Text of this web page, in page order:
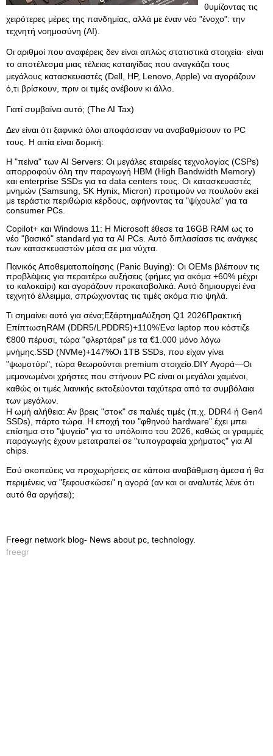
θυμίζοντας τις
χειρότερες μέρες της πανδημίας, αλλά με έναν νέο "ένοχο": την
τεχνητή νοημοσύνη (AI).
Οι αριθμοί που αναφέρεις δεν είναι απλώς στατιστικά στοιχεία· είναι
το αποτέλεσμα μιας τέλειας καταιγίδας που αναγκάζει τους
μεγάλους κατασκευαστές (Dell, HP, Lenovo, Apple) να αγοράζουν
ό,τι βρίσκουν, πριν οι τιμές ανέβουν κι άλλο.
Γιατί συμβαίνει αυτό; (The AI Tax)
Δεν είναι ότι ξαφνικά όλοι αποφάσισαν να αναβαθμίσουν το PC
τους. Η αιτία είναι δομική:
Η "πείνα" των AI Servers: Οι μεγάλες εταιρείες τεχνολογίας (CSPs)
απορροφούν όλη την παραγωγή HBM (High Bandwidth Memory)
και enterprise SSDs για τα data centers τους. Οι κατασκευαστές
μνημών (Samsung, SK Hynix, Micron) προτιμούν να πουλούν εκεί
με τεράστια περιθώρια κέρδους, αφήνοντας τα "ψίχουλα" για τα
consumer PCs.
Copilot+ και Windows 11: Η Microsoft έθεσε τα 16GB RAM ως το
νέο "βασικό" standard για τα AI PCs. Αυτό διπλασίασε τις ανάγκες
των κατασκευαστών μέσα σε μια νύχτα.
Πανικός Αποθεματοποίησης (Panic Buying): Οι OEMs βλέπουν τις
προβλέψεις για περαιτέρω αυξήσεις (φήμες για ακόμα +60% μέχρι
το καλοκαίρι) και αγοράζουν προκαταβολικά. Αυτό δημιουργεί ένα
τεχνητό έλλειμμα, σπρώχνοντας τις τιμές ακόμα πιο ψηλά.
Τι σημαίνει αυτό για σένα;ΕξάρτημαΑύξηση Q1 2026Πρακτική
ΕπίπτωσηRAM (DDR5/LPDDR5)+110%Ένα laptop που κόστιζε
€800 πέρυσι, τώρα "φλερτάρει" με τα €1.000 μόνο λόγω
μνήμης.SSD (NVMe)+147%Οι 1TB SSDs, που είχαν γίνει
"ψωμοτύρι", τώρα θεωρούνται premium στοιχείο.DIY Αγορά—Οι
μεμονωμένοι χρήστες που στήνουν PC είναι οι μεγάλοι χαμένοι,
καθώς οι τιμές λιανικής εκτοξεύονται ταχύτερα από τα συμβόλαια
των μεγάλων.
Η ωμή αλήθεια: Αν βρεις "στοκ" σε παλιές τιμές (π.χ. DDR4 ή Gen4
SSDs), πάρτο τώρα. Η εποχή του "φθηνού hardware" έχει μπει
επίσημα στο "ψυγείο" για το υπόλοιπο του 2026, καθώς οι γραμμές
παραγωγής έχουν μετατραπεί σε "τυπογραφεία χρήματος" για AI
chips.
Εσύ σκοπεύεις να προχωρήσεις σε κάποια αναβάθμιση άμεσα ή θα
περιμένεις να "ξεφουσκώσει" η αγορά (αν και οι αναλυτές λένε ότι
αυτό θα αργήσει);
Freegr network blog- News about pc, technology.
freegr